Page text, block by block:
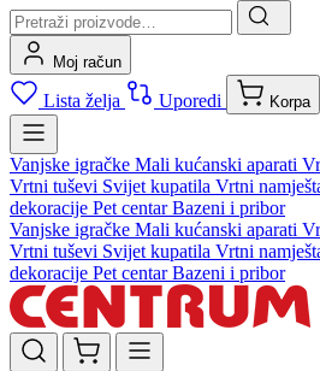
Moj račun
Lista želja Uporedi Korpa
Vanjske igračke Mali kućanski aparati
Vrtni tuševi Svijet kupatila Vrtni
dekoracije Pet centarBazeni i pribor
Vanjske igračke Mali kućanski aparati
Vrtni tuševi Svijet kupatila Vrtni
dekoracije Pet centarBazeni i pribor